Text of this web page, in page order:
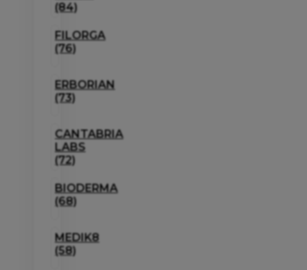
(84)
FILORGA
(76)
ERBORIAN
(73)
CANTABRIA
LABS
(72)
BIODERMA
(68)
MEDIK8
(58)